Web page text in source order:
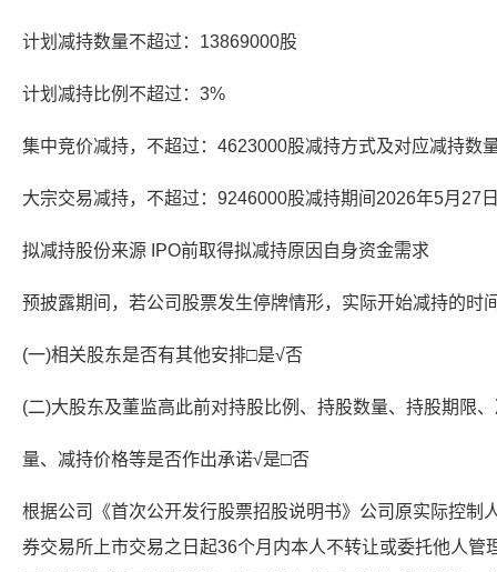
计划减持数量不超过：13869000股
计划减持比例不超过：3%
集中竞价减持，不超过：4623000股减持方式及对应减持数
大宗交易减持，不超过：9246000股减持期间2026年5月27
拟减持股份来源 IPO前取得拟减持原因自身资金需求
预披露期间，若公司股票发生停牌情形，实际开始减持的时
(一)相关股东是否有其他安排□是√否
(二)大股东及董监高此前对持股比例、持股数量、持股期限
量、减持价格等是否作出承诺√是□否
根据公司《首次公开发行股票招股说明书》公司原实际控制
券交易所上市交易之日起36个月内本人不转让或委托他人管